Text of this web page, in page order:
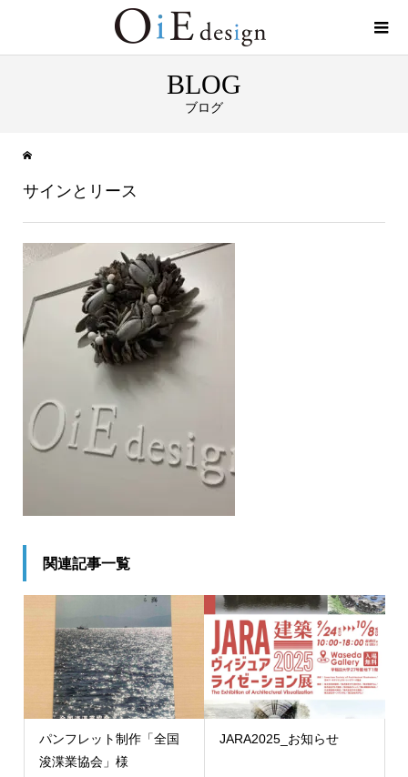
BLOG
ブログ
サインとリース
関連記事一覧
パンフレット制作「全国
浚渫業協会」様
JARA2025_お知らせ